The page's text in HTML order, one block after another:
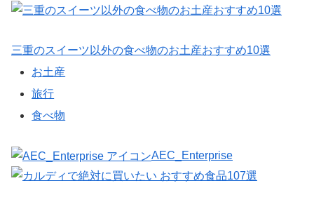
三重のスイーツ以外の食べ物のお土産おすすめ10選
お土産
旅行
食べ物
AEC_Enterprise